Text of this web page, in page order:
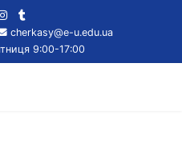
cherkasy@e-u.edu.ua
9:00-17:00